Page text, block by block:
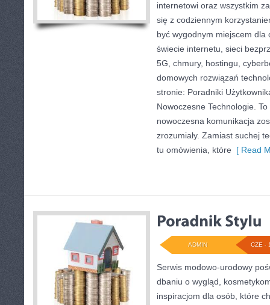
internetowi oraz wszystkim
się z codziennym
być wygodnym miejscem
świecie internetu, sieci
5G, chmury, hostingu,
domowych rozwiązań
stronie: Poradniki
Nowoczesne Technologie.
nowoczesna komunikacja
zrozumiały. Zamiast suchej
tu omówienia, które [ Read
CZE -
ADMIN
Serwis modowo-urodowy
dbaniu o wygląd,
inspiracjom dla osób, które